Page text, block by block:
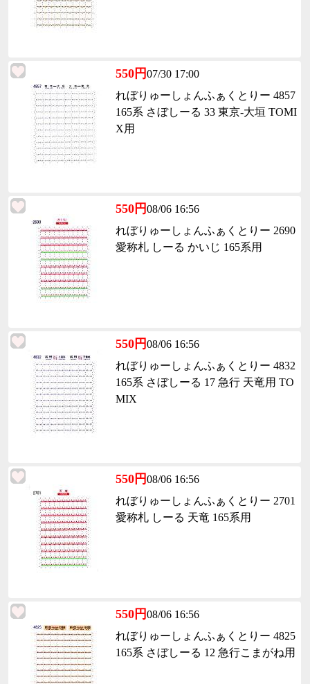
550円07/30 17:00
れぼりゅーしょんふぁくとりー 4857
165系 さぼしーる 33 東京-大垣 TOMI
X用
550円08/06 16:56
れぼりゅーしょんふぁくとりー 2690
愛称札 しーる かいじ 165系用
550円08/06 16:56
れぼりゅーしょんふぁくとりー 4832
165系 さぼしーる 17 急行 天竜用 TO
MIX
550円08/06 16:56
れぼりゅーしょんふぁくとりー 2701
愛称札 しーる 天竜 165系用
550円08/06 16:56
れぼりゅーしょんふぁくとりー 4825
165系 さぼしーる 12 急行こまがね用